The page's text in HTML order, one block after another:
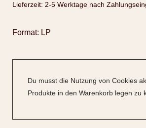
Lieferzeit: 2-5 Werktage nach
Format: LP
Du musst die Nutzung von Cookies
Produkte in den Warenkorb legen zu